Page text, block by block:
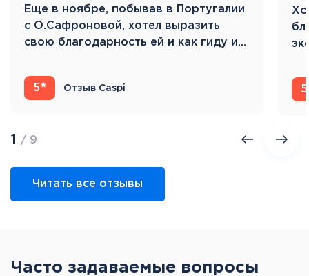
Eще в ноябре, побывав в Португалии
с О.Сафроновой, хотел выразить
свою благодарность ей и как гиду и…
5 Отзыв Caspi 5
1 / 9
Читать все отзывы
Часто задаваемые вопросы